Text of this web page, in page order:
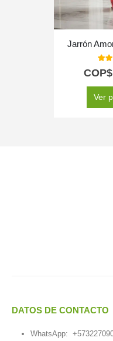
Jarrón
5.00
COP$
Ver
DATOS DE CONTACTO
WhatsApp: